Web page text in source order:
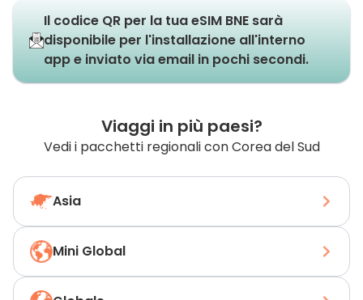
Il codice QR per la tua eSIM BNE sarà
disponibile per l'installazione all'interno
app e inviato via email in pochi secondi.
Viaggi in più paesi?
Vedi i pacchetti regionali con Corea del Sud
Asia
Mini Global